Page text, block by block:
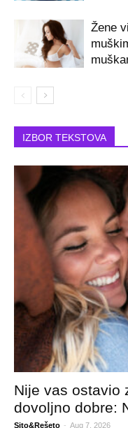
Žene
IZBOR TEKSTOVA
Nije vas ostavio
dovoljno dobre:
Sito&Rešeto - Aug 7, 2026